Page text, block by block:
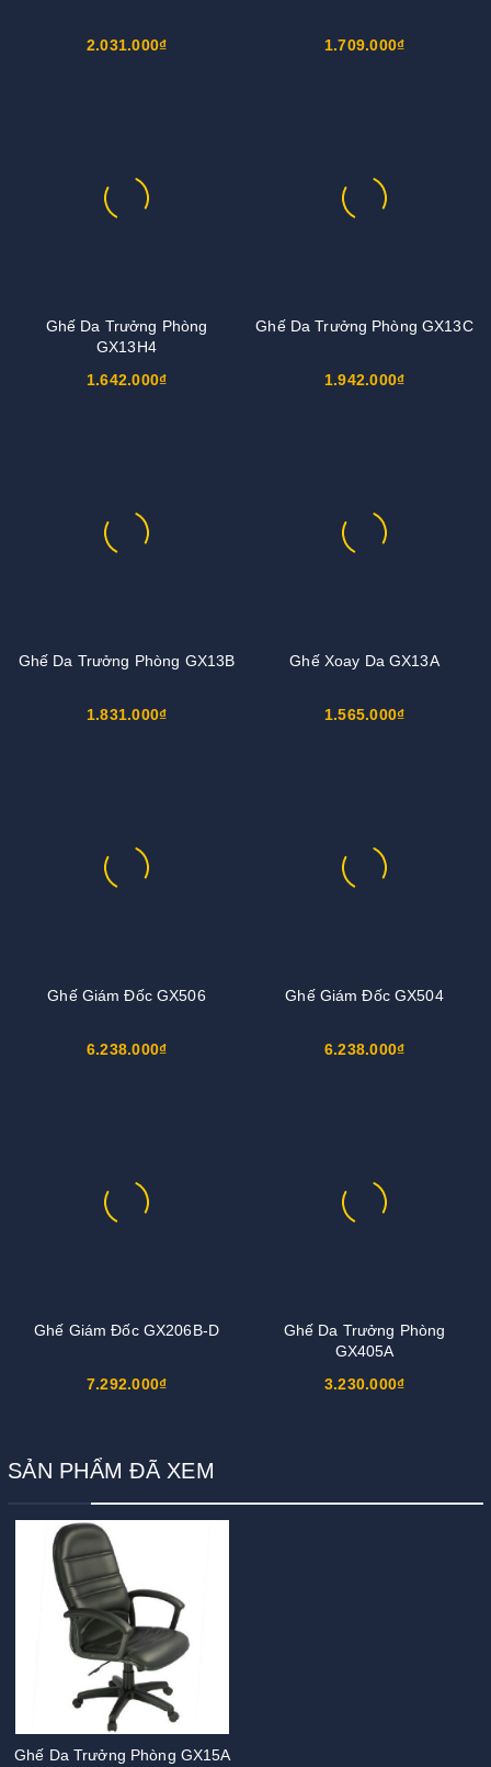
2.031.000₫ 1.709.000₫
Ghế Da Trưởng Phòng
GX13H4
1.642.000₫
Ghế Da Trưởng Phòng GX13C
1.942.000₫
Ghế Da Trưởng Phòng GX13B
1.831.000₫
Ghế Xoay Da GX13A
1.565.000₫
Ghế Giám Đốc GX506
6.238.000₫
Ghế Giám Đốc GX504
6.238.000₫
Ghế Giám Đốc GX206B-D
7.292.000₫
Ghế Da Trưởng Phòng
GX405A
3.230.000₫
SẢN PHẨM ĐÃ XEM
Ghế Da Trưởng Phòng GX15A